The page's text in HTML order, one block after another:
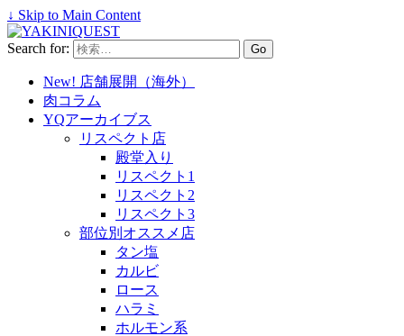
↓ Skip to Main Content
Search for:
New! 店舗展開（海外）
肉コラム
YQアーカイブス
リスペクト店
殿堂入り
リスペクト1
リスペクト2
リスペクト3
部位別オススメ店
タン塩
カルビ
ロース
ハラミ
ホルモン系